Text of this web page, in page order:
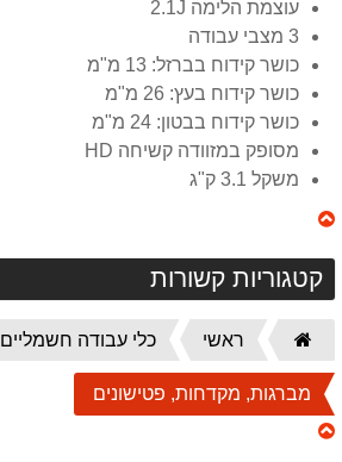
עוצמת הלימה 2.1J
3 מצבי עבודה
כושר קידוח בברזל: 13 מ"מ
כושר קידוח בעץ: 26 מ"מ
כושר קידוח בבטון: 24 מ"מ
מסופק במזוודה קשיחה HD
משקל 3.1 ק"ג
קטגוריות קשורות
דף
הבית
ראשי כלי עבודה חשמליים
מברגות, מקדחות, פטישונים